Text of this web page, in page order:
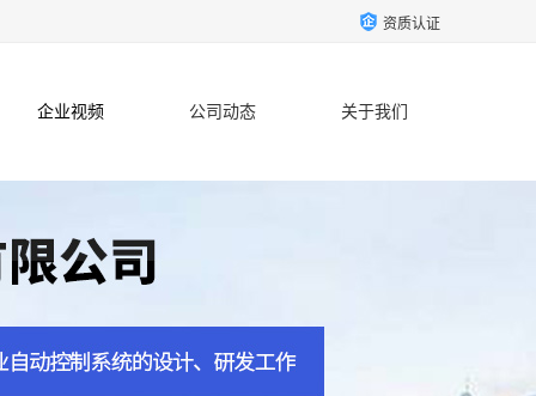
资质认证
企业视频 公司动态 关于我们